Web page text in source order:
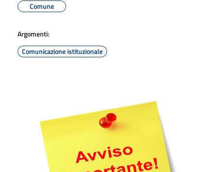
Comune
Argomenti:
Comunicazione istituzionale